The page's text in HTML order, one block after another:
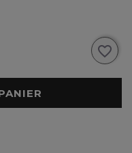
favorite_border